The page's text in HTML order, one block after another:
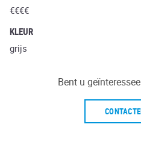
€€€€
KLEUR
grijs
Bent u